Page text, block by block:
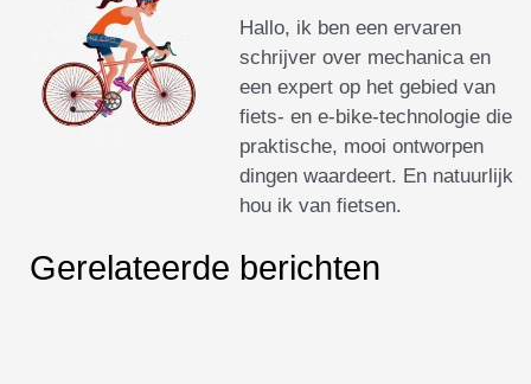
Hallo, ik ben een ervaren
schrijver over mechanica en
een expert op het gebied van
fiets- en e-bike-technologie die
praktische, mooi ontworpen
dingen waardeert. En natuurlijk
hou ik van fietsen.
Gerelateerde berichten